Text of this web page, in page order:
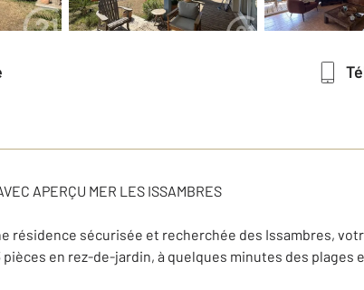
APERÇU MER LES ISSAMBRES
résidence sécurisée et recherchée des Issambres,
en rez-de-jardin, à quelques minutes des plages